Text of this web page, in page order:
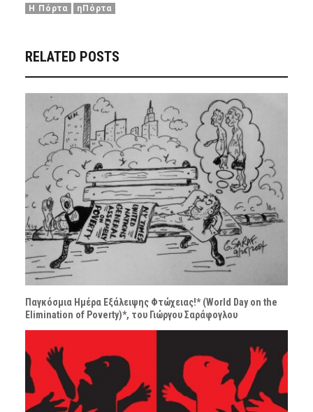
Η Πόρτα
ηΠόρτα
RELATED POSTS
Παγκόσμια Ημέρα Εξάλειψης Φτώχειας!* (World Day on the
Elimination of Poverty)*, του Γιώργου Σαράφογλου